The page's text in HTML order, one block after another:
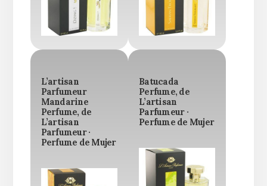
L’artisan
Parfumeur
Mandarine
Perfume, de
L’artisan
Parfumeur ·
Perfume de Mujer
Batucada
Perfume, de
L’artisan
Parfumeur ·
Perfume de Mujer